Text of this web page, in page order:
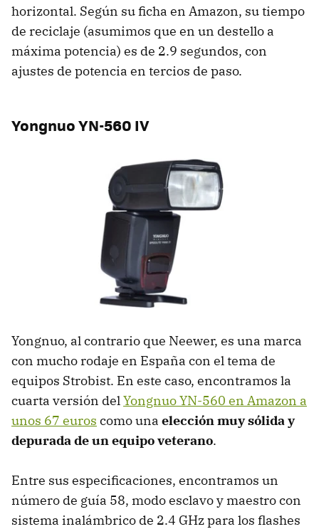
horizontal. Según su ficha en Amazon, su tiempo
de reciclaje (asumimos que en un destello a
máxima potencia) es de 2.9 segundos, con
ajustes de potencia en tercios de paso.
Yongnuo YN-560 IV
Yongnuo, al contrario que Neewer, es una marca
con mucho rodaje en España con el tema de
equipos Strobist. En este caso, encontramos la
cuarta versión del Yongnuo YN-560 en Amazon a
unos 67 euros como una elección muy sólida y
depurada de un equipo veterano.
Entre sus especificaciones, encontramos un
número de guía 58, modo esclavo y maestro con
sistema inalámbrico de 2.4 GHz para los flashes